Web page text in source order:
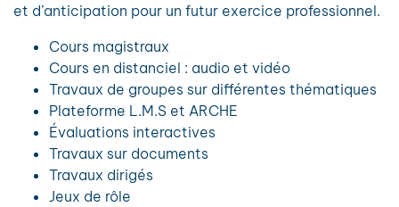
et d’anticipation pour un futur exercice professionnel.
Cours magistraux
Cours en distanciel : audio et vidéo
Travaux de groupes sur différentes thématiques
Plateforme L.M.S et ARCHE
Évaluations interactives
Travaux sur documents
Travaux dirigés
Jeux de rôle